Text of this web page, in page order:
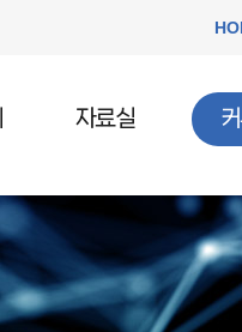
자료실
청소년법률
청소년정책
문서자료실
청소년 DB
질
청